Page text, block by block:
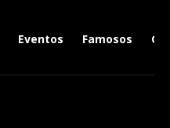
Eventos Famosos